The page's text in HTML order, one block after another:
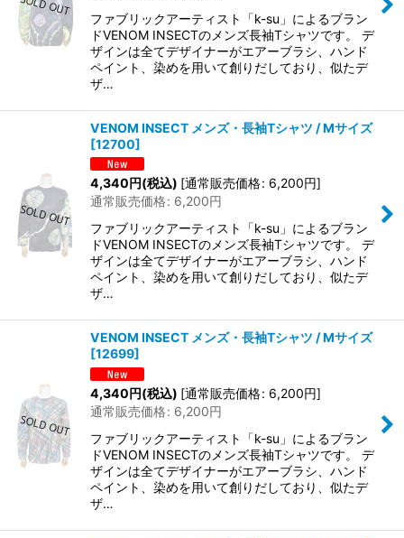
ファブリックアーティスト「k-su」によるブラン
ドVENOM INSECTのメンズ長袖Tシャツです。 デ
ザインは全てデザイナーがエアーブラシ、ハンド
ペイント、染めを用いて創りだしており、似たデ
ザ…
VENOM INSECT メンズ・長袖Tシャツ / Mサイズ
[12700]
4,340円(税込) [通常販売価格: 6,200円]
通常販売価格: 6,200円
ファブリックアーティスト「k-su」によるブラン
ドVENOM INSECTのメンズ長袖Tシャツです。 デ
ザインは全てデザイナーがエアーブラシ、ハンド
ペイント、染めを用いて創りだしており、似たデ
ザ…
VENOM INSECT メンズ・長袖Tシャツ / Mサイズ
[12699]
4,340円(税込) [通常販売価格: 6,200円]
通常販売価格: 6,200円
ファブリックアーティスト「k-su」によるブラン
ドVENOM INSECTのメンズ長袖Tシャツです。 デ
ザインは全てデザイナーがエアーブラシ、ハンド
ペイント、染めを用いて創りだしており、似たデ
ザ…